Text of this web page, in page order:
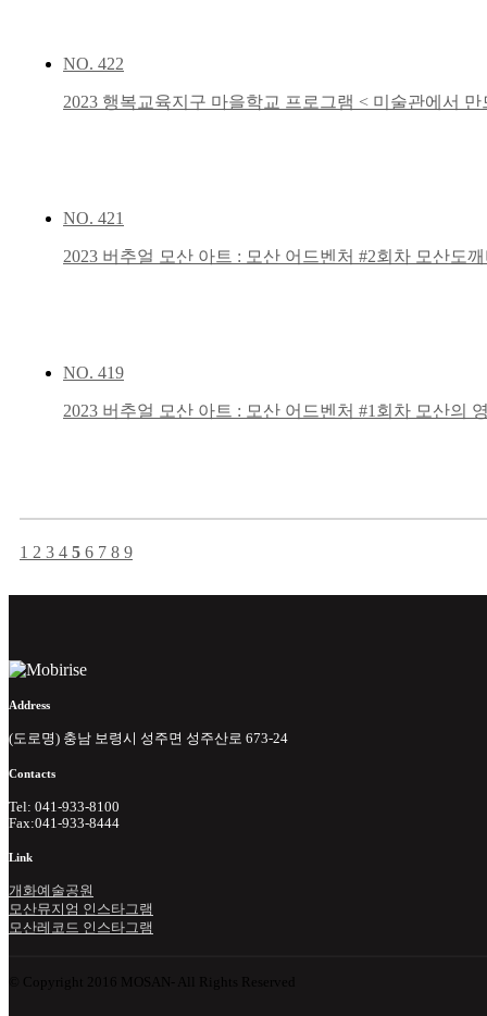
NO. 422
2023 행복교육지구 마을학교 프로그램 < 미술관에서
NO. 421
2023 버추얼 모산 아트 : 모산 어드벤처 #2회차 모산도
NO. 419
2023 버추얼 모산 아트 : 모산 어드벤처 #1회차 모산의
1 2 3 4 5 6 7 8 9
Address
(도로명) 충남 보령시 성주면 성주산로 673-24
Contacts
Tel: 041-933-8100
Fax:041-933-8444
Link
개화예술공원
모산뮤지엄 인스타그램
모산레코드 인스타그램
© Copyright 2016 MOSAN- All Rights Reserved